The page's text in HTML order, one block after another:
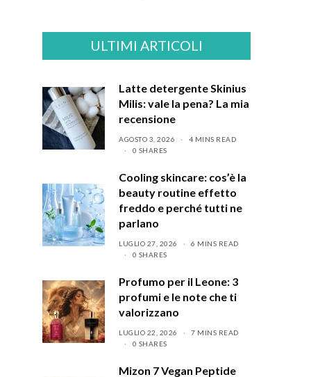
ULTIMI ARTICOLI
Latte detergente Skinius
Milis: vale la pena? La mia
recensione
AGOSTO 3, 2026
4 MINS READ
0 SHARES
Cooling skincare: cos’è la
beauty routine effetto
freddo e perché tutti ne
parlano
LUGLIO 27, 2026
6 MINS READ
0 SHARES
Profumo per il Leone: 3
profumi e le note che ti
valorizzano
LUGLIO 22, 2026
7 MINS READ
0 SHARES
Mizon 7 Vegan Peptide